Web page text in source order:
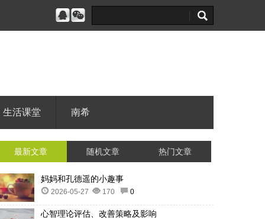
生活课堂 南希
最新文章 随机文章 热门文章
妈妈和孔德遥的小趣事
2026-05-27 170 0
心智理论评估、改善策略及影响